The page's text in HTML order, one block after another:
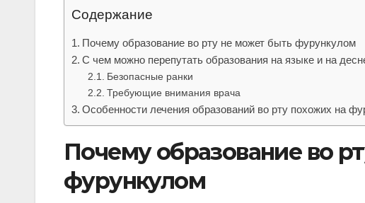
Содержание
Почему образование во рту не может быть фурункулом
С чем можно перепутать образования на языке и на
Безопасные ранки
Требующие внимания врача
Особенности лечения образований во рту похожих на
Почему образование во
фурункулом